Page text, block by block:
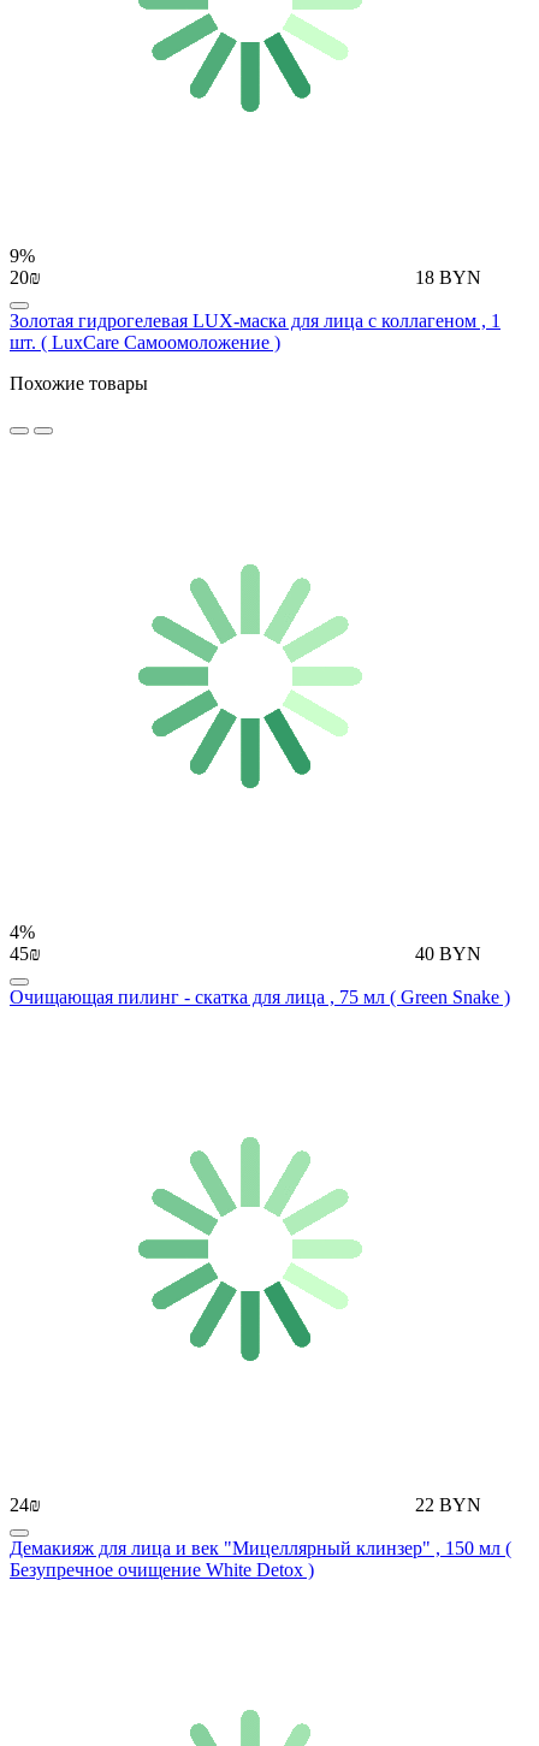
9%
20₪
18 BYN
Золотая гидрогелевая LUX-маска для лица с коллагеном , 1
шт. ( LuxCare Самоомоложение )
Похожие товары
4%
45₪
40 BYN
Очищающая пилинг - скатка для лица , 75 мл ( Green Snake )
24₪ 22 BYN
Демакияж для лица и век "Мицеллярный клинзер" , 150 мл (
Безупречное очищение White Detox )